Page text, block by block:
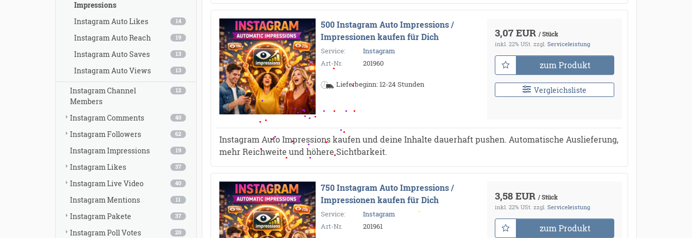
500 Instagram Auto Impressions /
Impressionen kaufen für Dich
Service:
Instagram
Art-Nr.
201960
Lieferbeginn: 12-24 Stunden
3,07 EUR / Stück
inkl. 22% USt. zzgl. Serviceleistung
zum Produkt
Vergleichsliste
Instagram Auto Impressions kaufen und deine Inhalte dauerhaft pushen. Automatische Auslieferung,
mehr Reichweite und höhere Sichtbarkeit.
750 Instagram Auto Impressions /
Impressionen kaufen für Dich
Service:
Instagram
Art-Nr.
201961
3,58 EUR / Stück
inkl. 22% USt. zzgl. Serviceleistung
zum Produkt
Impressions
14
Instagram Auto Likes
19
Instagram Auto Reach
13
Instagram Auto Saves
13
Instagram Auto Views
12
Instagram Channel
Members
40
Instagram Comments
62
Instagram Followers
19
Instagram Impressions
37
Instagram Likes
40
Instagram Live Video
11
Instagram Mentions
37
Instagram Pakete
20
Instagram Poll Votes
●
●
●
●
●
●
●
●
●
●
●
●
●